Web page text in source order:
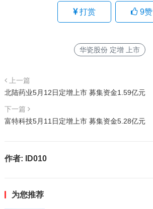
打赏 9赞
华瓷股份 定增 上市
上一篇
北陆药业5月12日定增上市 募集资金1.59亿元
下一篇
富特科技5月11日定增上市 募集资金5.28亿元
作者: ID010
为您推荐